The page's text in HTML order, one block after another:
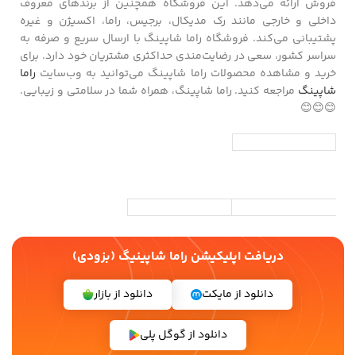
فروش ارائه می‌دهد. این فروشگاه همچنین از برندهای معروف
داخلی و خارجی مانند رک مدیکال، برجیس، راما، اکسیژن و غیره
پشتیبانی می‌کند. فروشگاه راما شاپینگ با ارسال سریع و صرفه به
سراسر کشور، سعی در رضایت‌مندی حداکثری مشتریان خود دارد. برای
خرید و مشاهده محصولات راما شاپینگ می‌توانید به وب‌سایت راما
شاپینگ مراجعه کنید. راما شاپینگ، همراه شما در سلامتی و زیبایی.
😊😊😊
دریافت اپلیکیشن راما شاپینیگ (بزودی)
دانلود از مایکت دانلود از بازار
دانلود از گوگل پلی